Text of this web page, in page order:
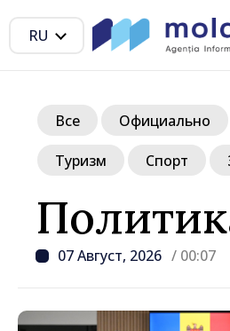
RU
07 Август, 2026 / 00:07
Все Официально
Туризм Спорт